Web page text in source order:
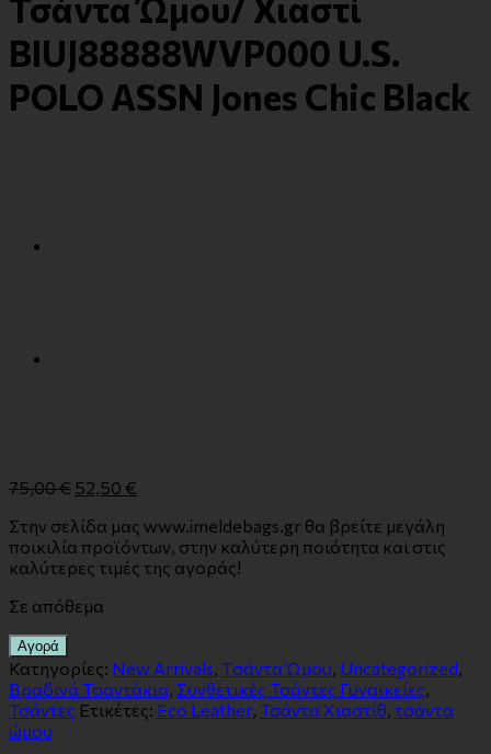
Τσάντα Ώμου/ Χιαστί
BIUJ88888WVP000 U.S.
POLO ASSN Jones Chic Black
75,00€ 52,50 €
Στην σελίδα μας www.imeldebags.gr θα βρείτε μεγάλη
ποικιλία προϊόντων, στην καλύτερη ποιότητα και στις
καλύτερες τιμές της αγοράς!
Σε απόθεμα
Αγορά
Κατηγορίες: New Arrivals Tσάντα Ώμου Uncategorized
Βραδινά Τσαντάκια Συνθετικές Τσάντες Γυναικείες
Τσάντες Ετικέτες: Eco Leather, Τσάντα Χιαστίθ τσάντα
ώμου